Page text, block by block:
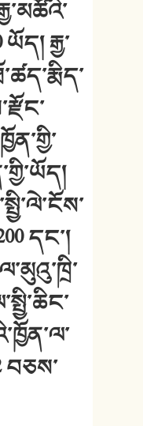
ཡོད། རྒྱ་
དང་།
བཅས་